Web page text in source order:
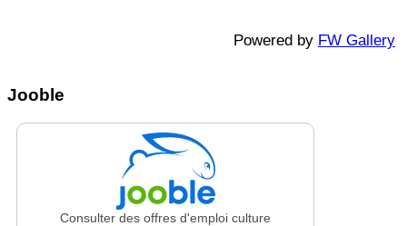
Powered by FW Gallery
Jooble
Consulter des offres d'emploi culture